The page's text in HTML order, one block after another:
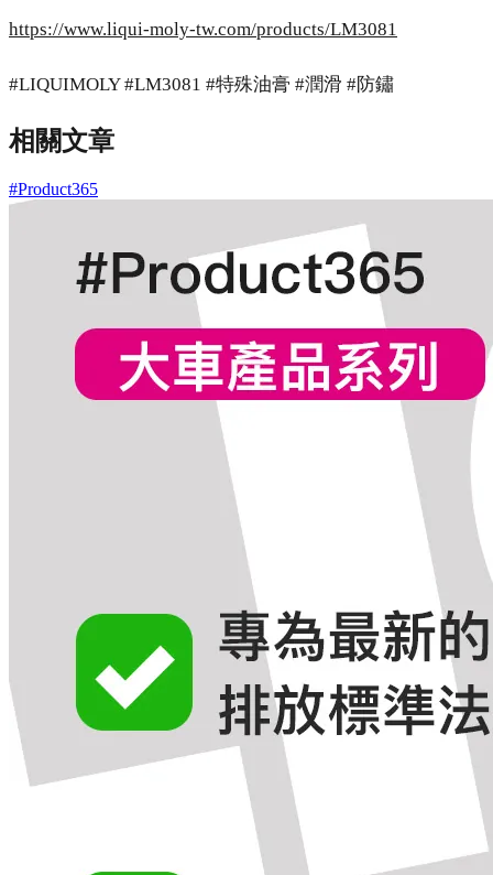
https://www.liqui-moly-tw.com/products/LM3081
#LIQUIMOLY #LM3081 #特殊油膏 #潤滑 #防鏽
相關文章
#Product365